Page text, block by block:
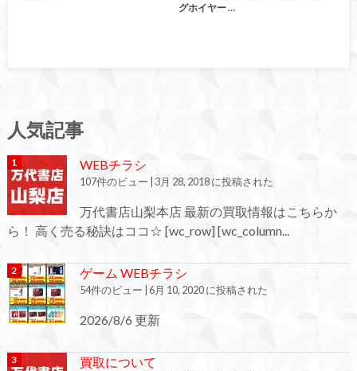
グホイヤー …
人気記事
WEBチラシ
107件のビュー 3月 28, 2018 に投稿された
万代書店山梨本店 最新の買取情報はこちらか
ら！ 高く売る秘訣はココ☆ [wc_row] [wc_column...
ゲーム WEBチラシ
54件のビュー 6月 10, 2020 に投稿された
2026/8/6 更新
買取について